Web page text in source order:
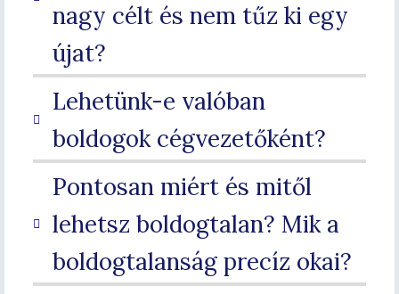
nagy célt és nem tűz ki egy
újat?
Lehetünk-e valóban
boldogok cégvezetőként?
Pontosan miért és mitől
lehetsz boldogtalan? Mik a
boldogtalanság precíz okai?